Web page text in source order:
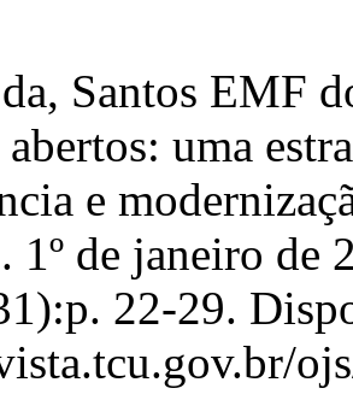
Santos EMF
uma
e
1º de janeiro de
22-29.